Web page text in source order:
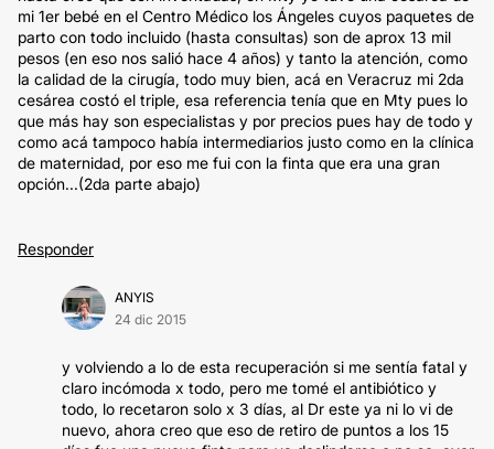
mi 1er bebé en el Centro Médico los Ángeles cuyos paquetes de
parto con todo incluido (hasta consultas) son de aprox 13 mil
pesos (en eso nos salió hace 4 años) y tanto la atención, como
la calidad de la cirugía, todo muy bien, acá en Veracruz mi 2da
cesárea costó el triple, esa referencia tenía que en Mty pues lo
que más hay son especialistas y por precios pues hay de todo y
como acá tampoco había intermediarios justo como en la clínica
de maternidad, por eso me fui con la finta que era una gran
opción...(2da parte abajo)
Responder
ANYIS
24 dic 2015
y volviendo a lo de esta recuperación si me sentía fatal y
claro incómoda x todo, pero me tomé el antibiótico y
todo, lo recetaron solo x 3 días, al Dr este ya ni lo vi de
nuevo, ahora creo que eso de retiro de puntos a los 15